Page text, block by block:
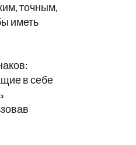
точным,
иметь
в себе